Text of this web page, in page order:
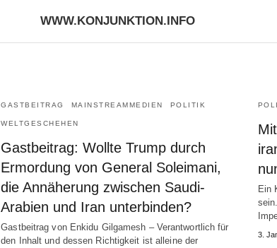
WWW.KONJUNKTION.INFO
GASTBEITRAG MAINSTREAMMEDIEN POLITIK
WELTGESCHEHEN
Gastbeitrag: Wollte Trump durch
Ermordung von General Soleimani,
die Annäherung zwischen Saudi-
Arabien und Iran unterbinden?
Gastbeitrag von Enkidu Gilgamesh – Verantwortlich für
den Inhalt und dessen Richtigkeit ist alleine der
Ein
3.